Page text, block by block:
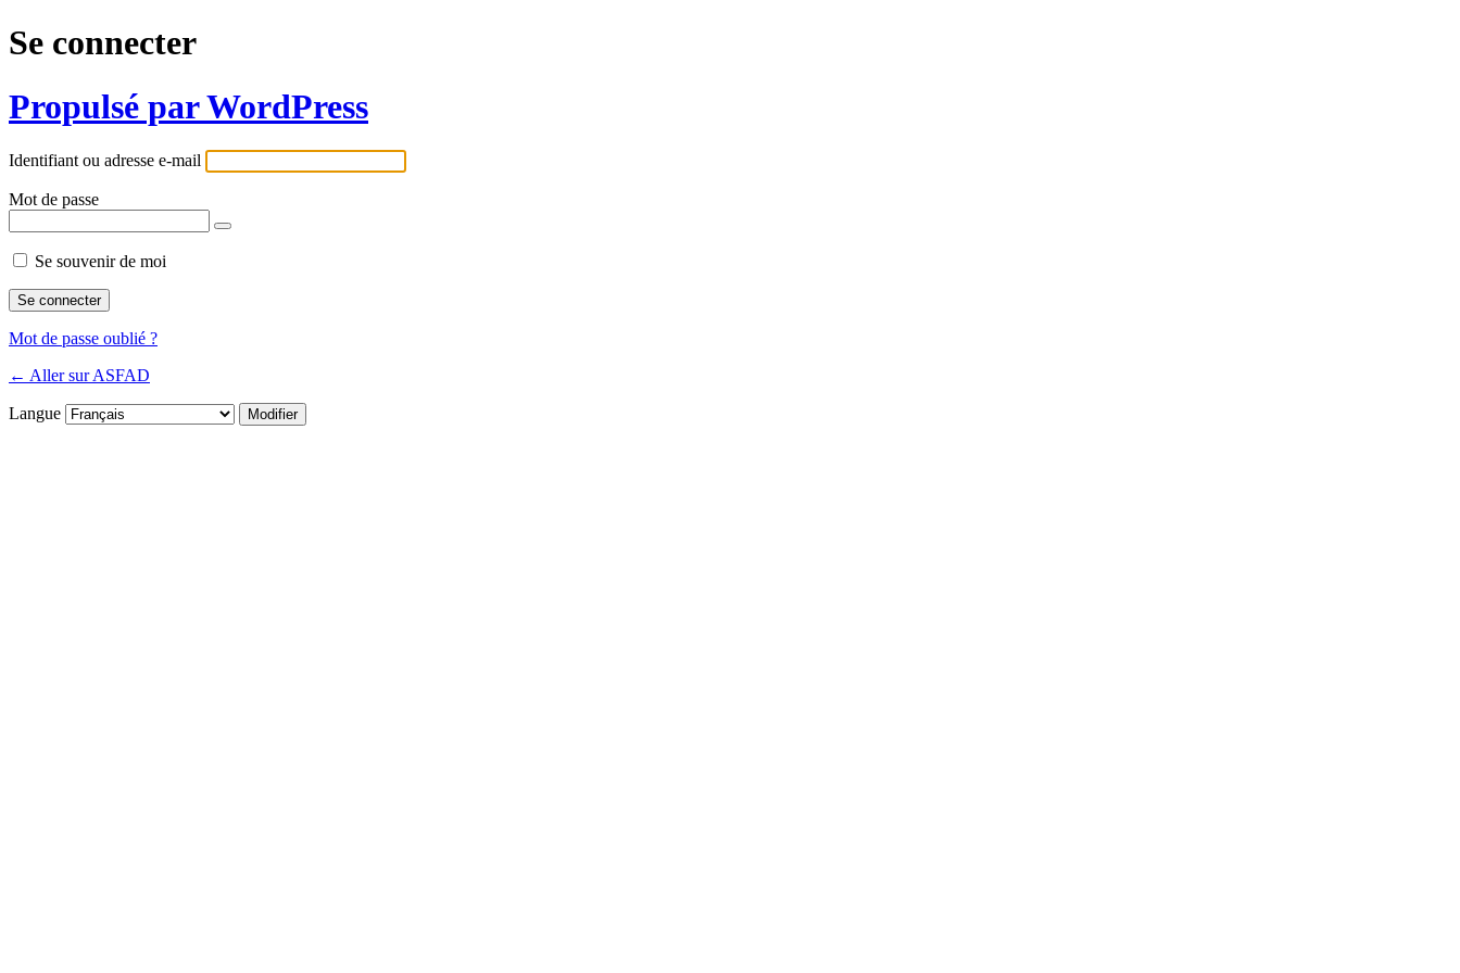
Se connecter
Propulsé par WordPress
Identifiant ou adresse e-mail
Mot de passe
Se souvenir de moi
Mot de passe oublié ?
← Aller sur ASFAD
Langue